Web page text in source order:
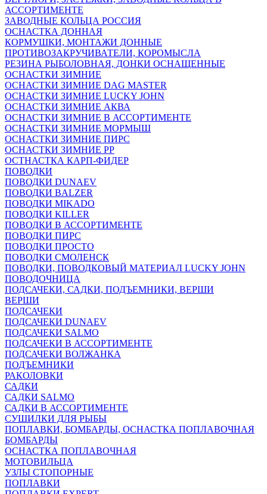
АССОРТИМЕНТЕ
ЗАВОДНЫЕ КОЛЬЦА РОССИЯ
ОСНАСТКА ДОННАЯ
КОРМУШКИ, МОНТАЖИ ДОННЫЕ
ПРОТИВОЗАКРУЧИВАТЕЛИ, КОРОМЫСЛА
РЕЗИНА РЫБОЛОВНАЯ, ДОНКИ ОСНАЩЕННЫЕ
ОСНАСТКИ ЗИМНИЕ
ОСНАСТКИ ЗИМНИЕ DAG MASTER
ОСНАСТКИ ЗИМНИЕ LUCKY JOHN
ОСНАСТКИ ЗИМНИЕ АКВА
ОСНАСТКИ ЗИМНИЕ В АССОРТИМЕНТЕ
ОСНАСТКИ ЗИМНИЕ МОРМЫШ
ОСНАСТКИ ЗИМНИЕ ПИРС
ОСНАСТКИ ЗИМНИЕ РР
ОСТНАСТКА КАРП-ФИДЕР
ПОВОДКИ
ПОВОДКИ DUNAEV
ПОВОДКИ BALZER
ПОВОДКИ MIKADO
ПОВОДКИ KILLER
ПОВОДКИ В АССОРТИМЕНТЕ
ПОВОДКИ ПИРС
ПОВОДКИ ПРОСТО
ПОВОДКИ СМОЛЕНСК
ПОВОДКИ, ПОВОДКОВЫЙ МАТЕРИАЛ LUCKY JOHN
ПОВОДОЧНИЦА
ПОДСАЧЕКИ, САДКИ, ПОДЪЕМНИКИ, ВЕРШИ
ВЕРШИ
ПОДСАЧЕКИ
ПОДСАЧЕКИ DUNAEV
ПОДСАЧЕКИ SALMO
ПОДСАЧЕКИ В АССОРТИМЕНТЕ
ПОДСАЧЕКИ ВОЛЖАНКА
ПОДЪЕМНИКИ
РАКОЛОВКИ
САДКИ
САДКИ SALMO
САДКИ В АССОРТИМЕНТЕ
СУШИЛКИ ДЛЯ РЫБЫ
ПОПЛАВКИ, БОМБАРДЫ, ОСНАСТКА ПОПЛАВОЧНАЯ
БОМБАРДЫ
ОСНАСТКА ПОПЛАВОЧНАЯ
МОТОВИЛЬЦА
УЗЛЫ СТОПОРНЫЕ
ПОПЛАВКИ